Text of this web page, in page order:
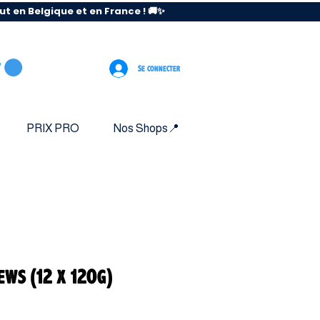
Belgique et en France ! 🚚✨
Se connecter
PRIX PRO Nos Shops📍
(12 x 120g)